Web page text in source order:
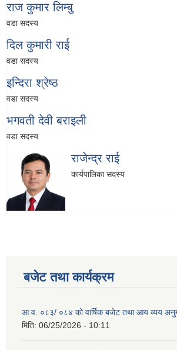
राज कुमार लिम्बु
वडा सदस्य
दिल कुमारी राई
वडा सदस्य
इन्दिरा श्रेष्ठ
वडा सदस्य
भगवती देवी बराइली
वडा सदस्य
राजेन्द्र राई
कार्यपालिका सदस्य
बजेट तथा कार्यक्रम
आ.व. ०८३/ ०८४ को वार्षिक बजेट तथा आय व्यय
मिति: 06/25/2026 - 10:11